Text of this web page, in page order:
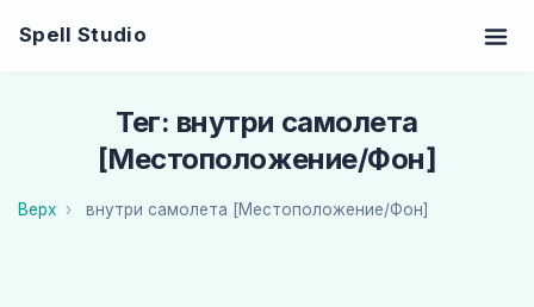
Spell Studio
Тег: внутри самолета
[Местоположение/Фон]
Верх внутри самолета [Местоположение/Фон]